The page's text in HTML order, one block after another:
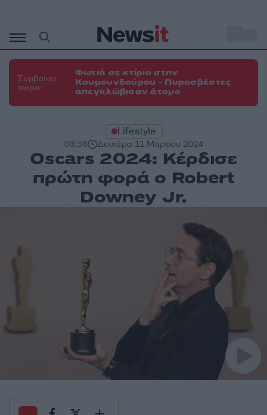
περιεχόμενο
Συμβαίνει
τώρα:
Φωτιά σε κτίριο στην
Κουμουνδούρου - Πυροσβέστες
απεγκλώβισαν άτομο
Lifestyle
03:36 Δευτέρα 11 Μαρτίου 2024
Oscars 2024: Κέρδισε
πρώτη φορά ο Robert
Downey Jr.